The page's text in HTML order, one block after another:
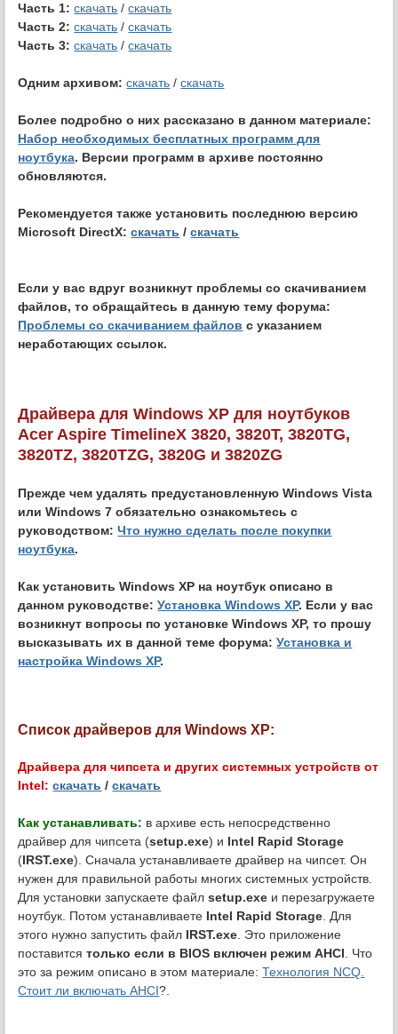
Часть 1: скачать /скачать
Часть 2: скачать /скачать
Часть 3: скачать /скачать
Одним архивом: скачать /скачать
Более подробно о них рассказано в данном материале:
Набор необходимых бесплатных программ для
ноутбука. Версии программ в архиве постоянно
обновляются.
Рекомендуется также установить последнюю версию
Microsoft DirectX:скачать /скачать
Если у вас вдруг возникнут проблемы со скачиванием
файлов, то обращайтесь в данную тему форума:
Проблемы со скачиванием файлов с указанием
неработающих ссылок.
Драйвера для Windows XP для ноутбуков
Acer Aspire TimelineX 3820, 3820T, 3820TG,
3820TZ, 3820TZG, 3820G и 3820ZG
Прежде чем удалять предустановленную Windows Vista
или Windows 7 обязательно ознакомьтесь с
руководством:Что нужно сделать после покупки
ноутбука.
Как установить Windows XP на ноутбук описано в
данном руководстве:Установка Windows XP. Если у вас
возникнут вопросы по установке Windows XP, то прошу
высказывать их в данной теме форума:Установка и
настройка Windows XP.
Список драйверов для Windows XP:
Драйвера для чипсета и других системных устройств от
Intel: скачать /скачать
Как устанавливать: в архиве есть непосредственно
драйвер для чипсета (setup.exe) и Intel Rapid Storage
(IRST.exe). Сначала устанавливаете драйвер на чипсет. Он
нужен для правильной работы многих системных устройств.
Для установки запускаете файлsetup.exe и перезагружаете
ноутбук. Потом устанавливаете Intel Rapid Storage . Для
этого нужно запустить файл IRST.exe . Это приложение
поставитсятолько если в BIOS включен режим AHCI . Что
это за режим описано в этом материале:Технология NCQ.
Стоит ли включать AHCI?.